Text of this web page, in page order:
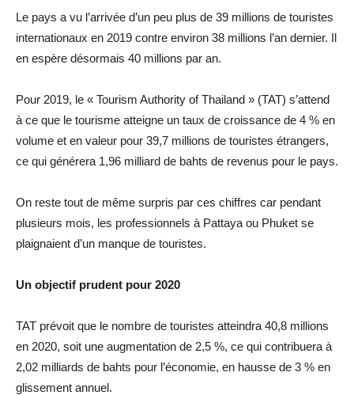
Le pays a vu l’arrivée d’un peu plus de 39 millions de touristes
internationaux en 2019 contre environ 38 millions l’an dernier. Il
en espère désormais 40 millions par an.
Pour 2019, le « Tourism Authority of Thailand » (TAT) s’attend
à ce que le tourisme atteigne un taux de croissance de 4 % en
volume et en valeur pour 39,7 millions de touristes étrangers,
ce qui générera 1,96 milliard de bahts de revenus pour le pays.
On reste tout de même surpris par ces chiffres car pendant
plusieurs mois, les professionnels à Pattaya ou Phuket se
plaignaient d’un manque de touristes.
Un objectif prudent pour 2020
TAT prévoit que le nombre de touristes atteindra 40,8 millions
en 2020, soit une augmentation de 2,5 %, ce qui contribuera à
2,02 milliards de bahts pour l’économie, en hausse de 3 % en
glissement annuel.